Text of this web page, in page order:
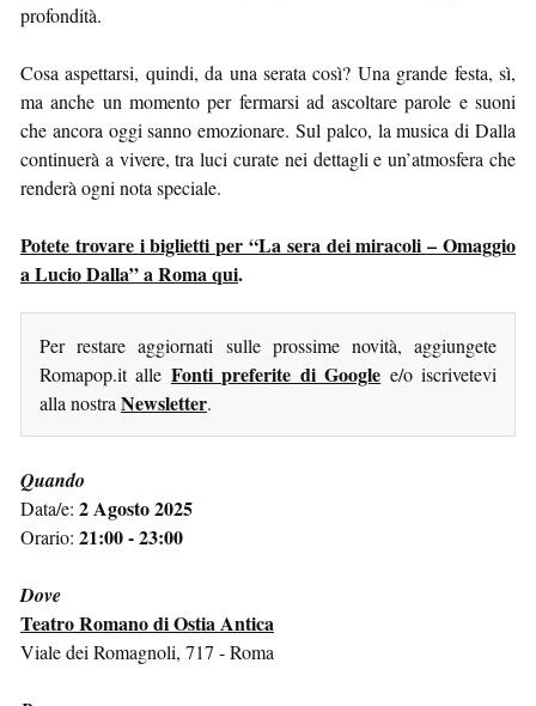
profondità.
Cosa aspettarsi, quindi, da una serata così? Una grande festa, sì,
ma anche un momento per fermarsi ad ascoltare parole e suoni
che ancora oggi sanno emozionare. Sul palco, la musica di Dalla
continuerà a vivere, tra luci curate nei dettagli e un’atmosfera che
renderà ogni nota speciale.
Potete trovare i biglietti per “La sera dei miracoli – Omaggio
a Lucio Dalla” a Roma qui.
Per restare aggiornati sulle prossime novità, aggiungete
Romapop.it alle Fonti preferite di Google e/o iscrivetevi
alla nostra Newsletter.
Quando
Data/e: 2 Agosto 2025
Orario: 21:00 - 23:00
Dove
Teatro Romano di Ostia Antica
Viale dei Romagnoli, 717 - Roma